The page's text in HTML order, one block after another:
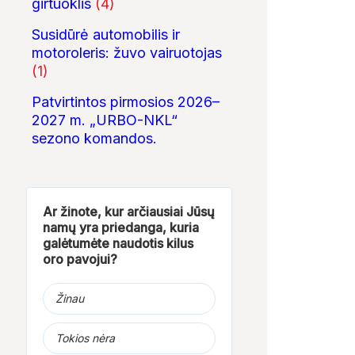
girtuoklis (4)
Susidūrė automobilis ir
motoroleris: žuvo vairuotojas
(1)
Patvirtintos pirmosios 2026–
2027 m. „URBO-NKL“
sezono komandos.
Ar žinote, kur arčiausiai Jūsų
namų yra priedanga, kuria
galėtumėte naudotis kilus
oro pavojui?
Žinau
Tokios nėra